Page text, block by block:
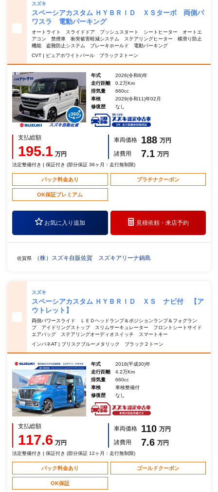
スズキ
スペーシアカスタム ＨＹＢＲＩＤ ＸＳターボ 両側パ
ワスラ 電動パーキング
オートライト スライドドア プッシュスタート シートヒーター オートエ
アコン 禁煙車 衝突被害軽減システム ステアリングヒーター 横滑り防止
機能 盗難防止システム ブレーキホールド 電動パーキング
CVT | ピュアホワイトパール ブラック２トーン
年式
2026(令和8)年
走行距離
0.2万Km
排気量
660cc
車検
2029(令和11)年02月
修復歴
なし
支払総額
195.1 万円
車両価格 188 万円
諸費用
7.1 万円
法定整備付き | 保証付き (部分保証 36ヶ月：走行無制限)
パック料金あり プラチナクーポン
OK保証プレミアム
お気に入り追加 見積依頼・来店予約
佐賀県 （株）スズキ自販佐賀 スズキアリーナ鍋島
スズキ
スペーシアカスタム ＨＹＢＲＩＤ ＸＳ ナビ付 【ア
ウトレット】
両側パワースライド ＬＥＤヘッドランプ＆ポジションランプ＆フォグラン
プ アイドリングストップ スリムサーキュレーター フロントシートサイド
エアバッグ ステアリングオーディオスイッチ スマートキー
インパネAT | ブリスクブルーメタリック ブラック２トーン
年式
2018(平成30)年
走行距離
4.2万Km
排気量
660cc
車検
車検整備付
修復歴
なし
支払総額
117.6 万円
車両価格 110 万円
諸費用
7.6 万円
法定整備付き | 保証付き (部分保証 12ヶ月：走行無制限)
パック料金あり ゴールドクーポン
OK保証